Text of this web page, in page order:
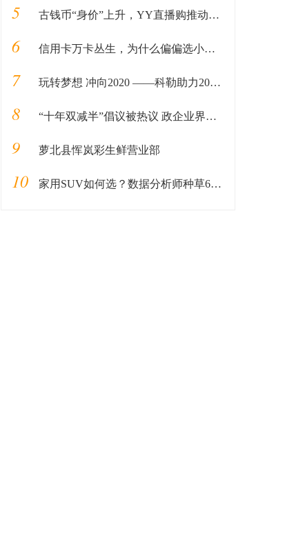
5 古钱币“身价”上升，YY直播购推动古钱币流通
6 信用卡万卡丛生，为什么偏偏选小黄卡？
7 玩转梦想 冲向2020 ——科勒助力2020上海静安元旦10公里迎新跑
8 “十年双减半”倡议被热议 政企业界代表共绘共享经济蓝图
9 萝北县恽岚彩生鲜营业部
10 家用SUV如何选？数据分析师种草6万6哈弗M6